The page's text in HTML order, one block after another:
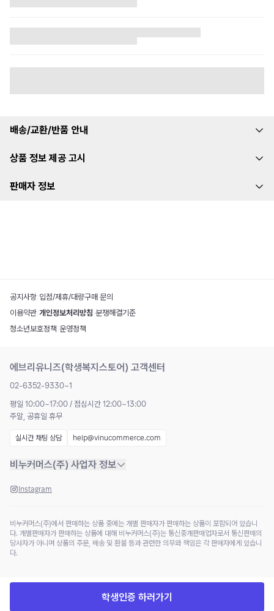
배송/교환/반품 안내
상품 정보 제공 고시
판매자 정보
학생인증 하러가기
공지사항 입점/제휴/대량구매 문의
이용약관 개인정보처리방침 분쟁해결기준
청소년보호정책 운영정책
에브리유니즈(학생복지스토어) 고객센터
02-6352-9330~1
평일 10:00~17:00 / 점심시간 12:00~13:00
주말, 공휴일 휴무
실시간 채팅 상담 help@vinucommerce.com
비누커머스(주) 사업자 정보
Instagram
비누커머스(주)에서 판매하는 상품 중에는 개별 판매자가 판매하는 상품이 포함되어 있습니
다. 개별판매자가 판매하는 상품에 대해 비누커머스(주)는 통신중개판매업자로서 통신판매의
당사자가 아니며 상품의 주문, 배송 및 환불 등과 관련한 의무와 책임은 각 판매자에게 있습니
다.